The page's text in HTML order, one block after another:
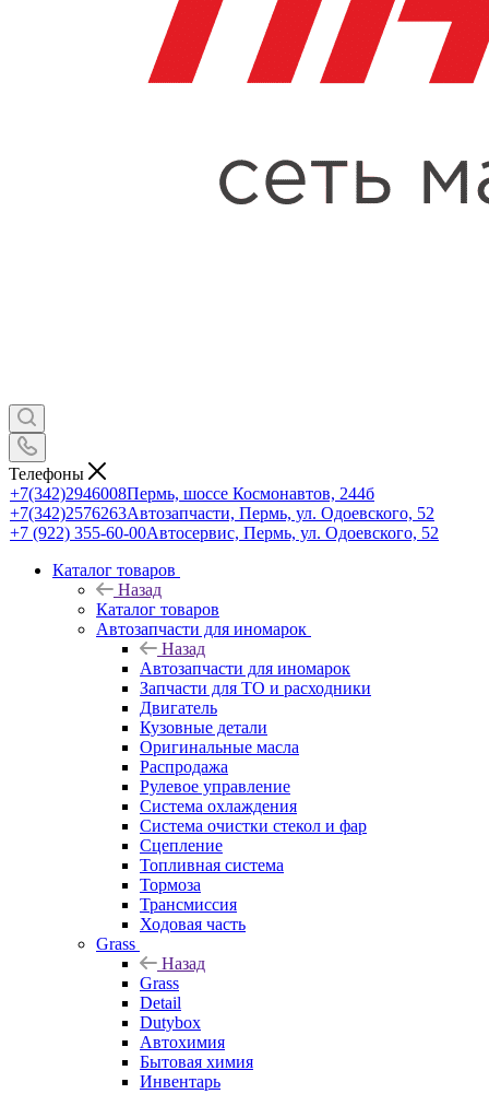
Телефоны
+7(342)2946008Пермь, шоссе Космонавтов, 244б
+7(342)2576263Автозапчасти, Пермь, ул. Одоевского, 52
+7 (922) 355-60-00Автосервис, Пермь, ул. Одоевского, 52
Каталог товаров
Назад
Каталог товаров
Автозапчасти для иномарок
Назад
Автозапчасти для иномарок
Запчасти для ТО и расходники
Двигатель
Кузовные детали
Оригинальные масла
Распродажа
Рулевое управление
Система охлаждения
Система очистки стекол и фар
Сцепление
Топливная система
Тормоза
Трансмиссия
Ходовая часть
Grass
Назад
Grass
Detail
Dutybox
Автохимия
Бытовая химия
Инвентарь